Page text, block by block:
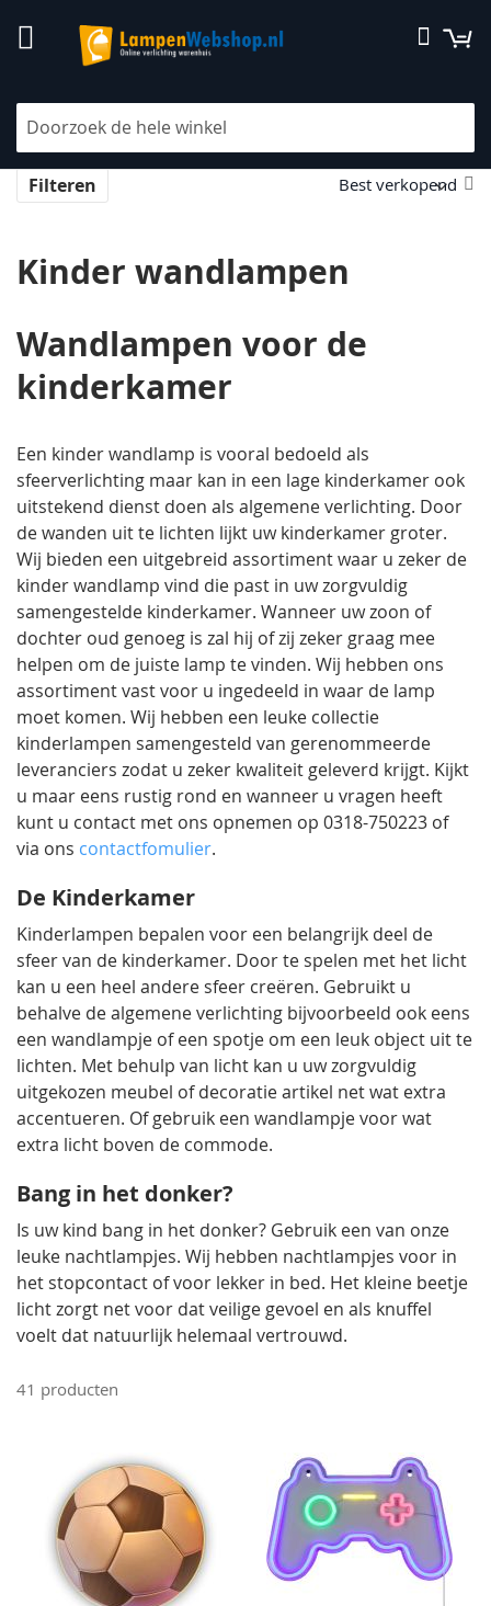
naar
de
Zoek
Kinder wandlampen
Filteren
Kinder wandlampen
Wandlampen voor de
kinderkamer
Een kinder wandlamp is vooral bedoeld als
sfeerverlichting maar kan in een lage kinderkamer ook
uitstekend dienst doen als algemene verlichting. Door
de wanden uit te lichten lijkt uw kinderkamer groter.
Wij bieden een uitgebreid assortiment waar u zeker de
kinder wandlamp vind die past in uw zorgvuldig
samengestelde kinderkamer. Wanneer uw zoon of
dochter oud genoeg is zal hij of zij zeker graag mee
helpen om de juiste lamp te vinden. Wij hebben ons
assortiment vast voor u ingedeeld in waar de lamp
moet komen. Wij hebben een leuke collectie
kinderlampen samengesteld van gerenommeerde
leveranciers zodat u zeker kwaliteit geleverd krijgt. Kijkt
u maar eens rustig rond en wanneer u vragen heeft
kunt u contact met ons opnemen op 0318-750223 of
via ons contactfomulier.
De Kinderkamer
Kinderlampen bepalen voor een belangrijk deel de
sfeer van de kinderkamer. Door te spelen met het licht
kan u een heel andere sfeer creëren. Gebruikt u
behalve de algemene verlichting bijvoorbeeld ook eens
een wandlampje of een spotje om een leuk object uit te
lichten. Met behulp van licht kan u uw zorgvuldig
uitgekozen meubel of decoratie artikel net wat extra
accentueren. Of gebruik een wandlampje voor wat
extra licht boven de commode.
Bang in het donker?
Is uw kind bang in het donker? Gebruik een van onze
leuke nachtlampjes. Wij hebben nachtlampjes voor in
het stopcontact of voor lekker in bed. Het kleine beetje
licht zorgt net voor dat veilige gevoel en als knuffel
voelt dat natuurlijk helemaal vertrouwd.
41 producten